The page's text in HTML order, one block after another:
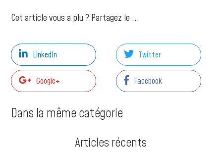
Cet article vous a plu ? Partagez le ...
LinkedIn Twitter
Google+ Facebook
Dans la même catégorie
Articles récents